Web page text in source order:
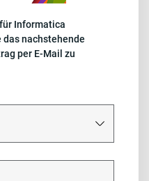
Informatica
nachstehende
per E-Mail zu